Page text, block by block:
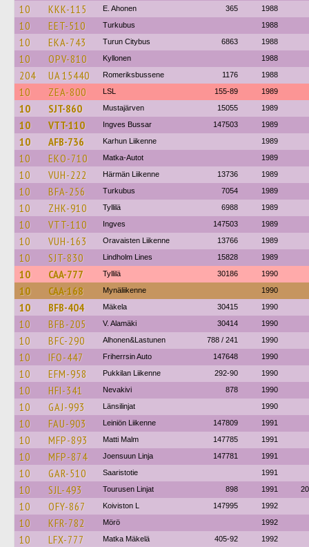
10 KKK-115 E. Ahonen 365 1988
10 EET-510 Turkubus 1988
10 EKA-743 Turun Citybus 6863 1988
10 OPV-810 Kyllonen 1988
204 UA 15440 Romeriksbussene 1176 1988
10 ZEA-800 LSL 155-89 1989
10 SJT-860 Mustajärven 15055 1989
10 VTT-110 Ingves Bussar 147503 1989
10 AFB-736 Karhun Liikenne 1989
10 EKO-710 Matka-Autot 1989
10 VUH-222 Härmän Liikenne 13736 1989
10 BFA-256 Turkubus 7054 1989
10 ZHK-910 Tyllilä 6988 1989
10 VTT-110 Ingves 147503 1989
10 VUH-163 Oravaisten Liikenne 13766 1989
10 SJT-830 Lindholm Lines 15828 1989
10 CAA-777 Tyllilä 30186 1990
10 CAA-168 Mynäliikenne 1990
10 BFB-404 Mäkela 30415 1990
10 BFB-205 V. Alamäki 30414 1990
10 BFC-290 Alhonen&Lastunen 788 / 241 1990
10 IFO-447 Friherrsin Auto 147648 1990
10 EFM-958 Pukkilan Liikenne 292-90 1990
10 HFI-341 Nevakivi 878 1990
10 GAJ-993 Länsilinjat 1990
10 FAU-903 Leiniön Liikenne 147809 1991
10 MFP-893 Matti Malm 147785 1991
10 MFP-874 Joensuun Linja 147781 1991
10 GAR-510 Saaristotie 1991
10 SJL-493 Tourusen Linjat 898 1991
10 OFY-867 Koiviston L 147995 1992
10 KFR-782 Mörö 1992
10 LFX-777 Matka Mäkelä 405-92 1992